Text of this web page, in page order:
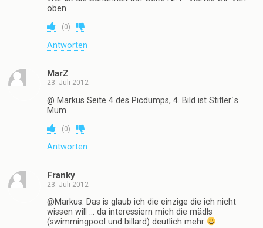
oben
(0)
Antworten
MarZ
23. Juli 2012
@ Markus Seite 4 des Picdumps, 4. Bild ist Stifler´s
Mum
(0)
Antworten
Franky
23. Juli 2012
@Markus: Das is glaub ich die einzige die ich nicht
wissen will … da interessiern mich die mädls
(swimmingpool und billard) deutlich mehr